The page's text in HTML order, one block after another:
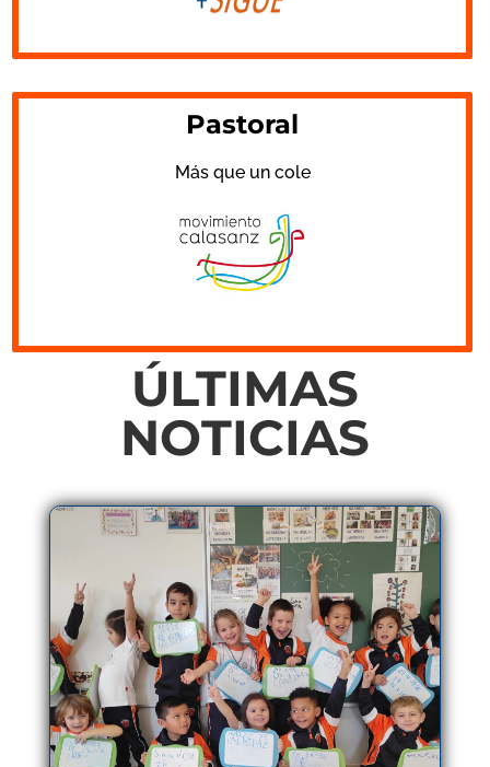
Pastoral
Más que un cole
ÚLTIMAS
NOTICIAS